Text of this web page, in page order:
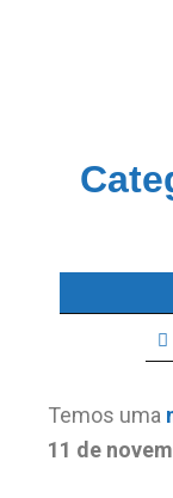
Temos uma
11 de